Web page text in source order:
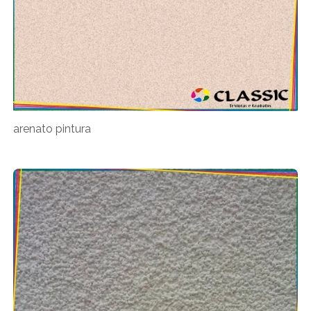
arenato pintura